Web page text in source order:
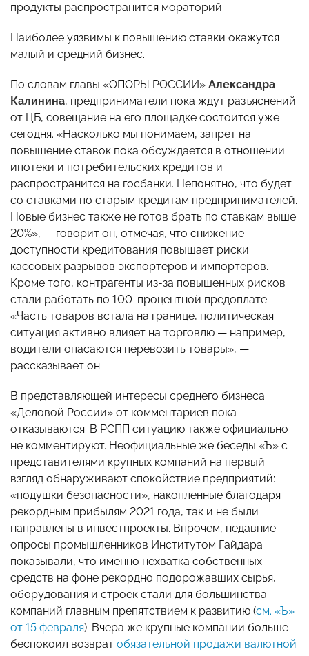
продукты распространится мораторий.
Наиболее уязвимы к повышению ставки окажутся
малый и средний бизнес.
По словам главы «ОПОРЫ РОССИИ» Александра
Калинина, предприниматели пока ждут разъяснений
от ЦБ, совещание на его площадке состоится уже
сегодня. «Насколько мы понимаем, запрет на
повышение ставок пока обсуждается в отношении
ипотеки и потребительских кредитов и
распространится на госбанки. Непонятно, что будет
со ставками по старым кредитам предпринимателей.
Новые бизнес также не готов брать по ставкам выше
20%», — говорит он, отмечая, что снижение
доступности кредитования повышает риски
кассовых разрывов экспортеров и импортеров.
Кроме того, контрагенты из-за повышенных рисков
стали работать по 100-процентной предоплате.
«Часть товаров встала на границе, политическая
ситуация активно влияет на торговлю — например,
водители опасаются перевозить товары», —
рассказывает он.
В представляющей интересы среднего бизнеса
«Деловой России» от комментариев пока
отказываются. В РСПП ситуацию также официально
не комментируют. Неофициальные же беседы «Ъ» с
представителями крупных компаний на первый
взгляд обнаруживают спокойствие предприятий:
«подушки безопасности», накопленные благодаря
рекордным прибылям 2021 года, так и не были
направлены в инвестпроекты. Впрочем, недавние
опросы промышленников Институтом Гайдара
показывали, что именно нехватка собственных
средств на фоне рекордно подорожавших сырья,
оборудования и строек стали для большинства
компаний главным препятствием к развитию (см. «Ъ»
от 15 февраля). Вчера же крупные компании больше
беспокоил возврат обязательной продажи валютной